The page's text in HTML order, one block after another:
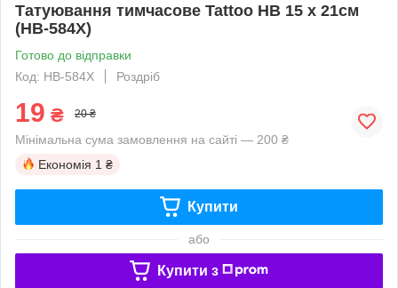
Татуювання тимчасове Tattoo HB 15 х 21см
(HB-584X)
Готово до відправки
Код: HB-584X
Роздріб
19 ₴ 20 ₴
Мінімальна сума замовлення на сайті — 200 ₴
Економія 1 ₴
Купити
або
Купити з